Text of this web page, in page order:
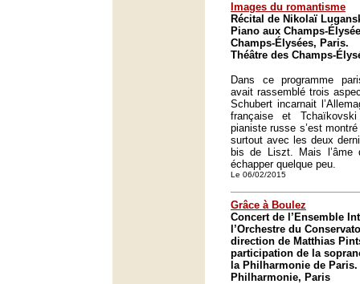
Images du romantisme
Récital de Nikolaï
Piano aux Champs-
Champs-Élysées, Paris.
Théâtre des Champs-
Dans ce programme
avait rassemblé trois
Schubert incarnait
française et
pianiste russe s’est
surtout avec les deux
bis de Liszt. Mais l’âme
échapper quelque peu.
Le 06/02/2015
Grâce à Boulez
Concert de l’Ensemble
l’Orchestre du
direction de Matthias
participation de la
la Philharmonie de Paris.
Philharmonie, Paris